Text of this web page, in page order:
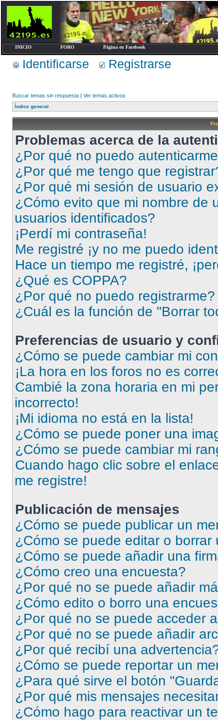
INICIO FORO Página en Facebook
Identificarse Registrarse
Buscar temas sin respuesta | Ver temas activos
Índice general
Problemas acerca de la
¿Por qué no puedo
¿Por qué me tengo que
¿Por qué mi sesión de usuario
¿Cómo evito que mi nombre de
usuarios identificados?
¡Perdí mi contraseña!
Me registré ¡y no me puedo
Hace un tiempo me registré,
¿Qué es COPPA?
¿Por qué no puedo registrarme?
¿Cuál es la función de "Borrar
Preferencias de usuario y
¿Cómo se puede cambiar mi
¡La hora en los foros no es
Cambié la zona horaria en mi
incorrecto!
¡Mi idioma no está en la lista!
¿Cómo se puede poner una
¿Cómo se puede cambiar mi
Cuando hago clic sobre el
me registre!
Publicación de mensajes
¿Cómo se puede publicar un
¿Cómo se puede editar o borrar
¿Cómo se puede añadir una
¿Cómo creo una encuesta?
¿Por qué no se puede añadir
¿Cómo edito o borro una
¿Por qué no se puede acceder
¿Por qué no se puede añadir
¿Por qué recibí una
¿Cómo se puede reportar un
¿Para qué sirve el botón
¿Por qué mis mensajes
¿Cómo hago para reactivar un